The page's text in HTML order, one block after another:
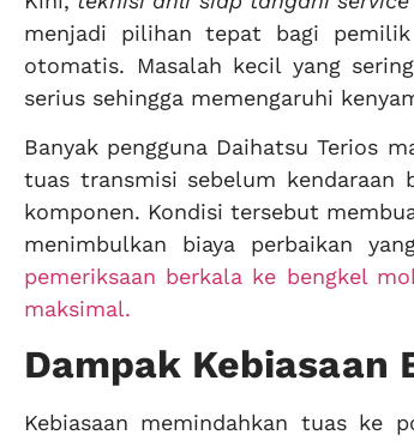
menjadi pilihan tepat bagi pemilik
otomatis. Masalah kecil yang
serius sehingga memengaruhi
Banyak pengguna Daihatsu Terios
tuas transmisi sebelum kendaraan
komponen. Kondisi tersebut
menimbulkan biaya perbaikan
pemeriksaan berkala ke bengkel
maksimal.
Dampak Kebiasaan
Kebiasaan memindahkan tuas ke